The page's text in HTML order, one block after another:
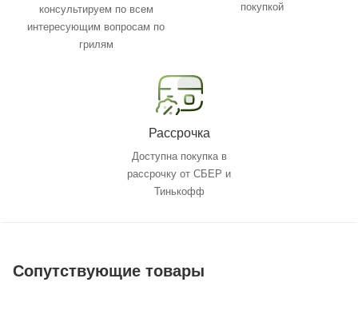
консультируем по всем
интересующим вопросам по
грилям
покупкой
Рассрочка
Доступна покупка в
рассрочку от СБЕР и
Тинькофф
Сопутствующие товары